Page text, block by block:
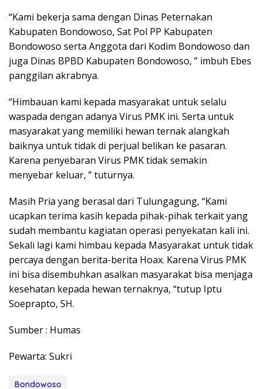
“Kami bekerja sama dengan Dinas Peternakan
Kabupaten Bondowoso, Sat Pol PP Kabupaten
Bondowoso serta Anggota dari Kodim Bondowoso dan
juga Dinas BPBD Kabupaten Bondowoso, ” imbuh Ebes
panggilan akrabnya.
“Himbauan kami kepada masyarakat untuk selalu
waspada dengan adanya Virus PMK ini. Serta untuk
masyarakat yang memiliki hewan ternak alangkah
baiknya untuk tidak di perjual belikan ke pasaran.
Karena penyebaran Virus PMK tidak semakin
menyebar keluar, ” tuturnya.
Masih Pria yang berasal dari Tulungagung, “Kami
ucapkan terima kasih kepada pihak-pihak terkait yang
sudah membantu kagiatan operasi penyekatan kali ini.
Sekali lagi kami himbau kepada Masyarakat untuk tidak
percaya dengan berita-berita Hoax. Karena Virus PMK
ini bisa disembuhkan asalkan masyarakat bisa menjaga
kesehatan kepada hewan ternaknya, “tutup Iptu
Soeprapto, SH.
Sumber : Humas
Pewarta: Sukri
Bondowoso